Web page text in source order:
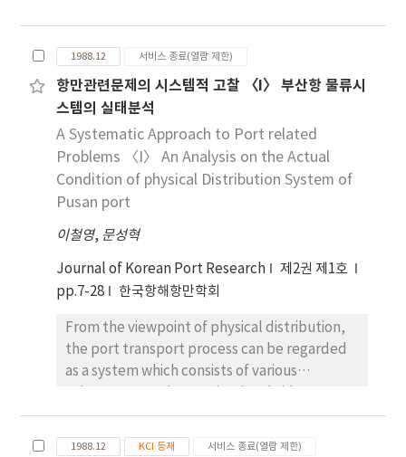
ramming or agrounding with the VTS
assistances. (4) 49.2% of the respondents
preferred the passive information services ,
control advices in the case of encountering
any potential risks. VTS iperators have to
consider seriously when they provide the
positive control advices of ship's course and
speed. (5) A majority of the respondents
suitable for the VTS coverge . To extend the
service areas of the VTS and to improve radar
transponders are seen as the ideal method.
(6) A minority of the respondents pointed out
'the improper orders or recommendatinos
English)' secondly, as the deficiency of
cities in a context of inner-urban renewal; and
a specific objective is to examine the views of
processes involved by a questionnaire
method. The focus is on comparative
strategies, and in particular upon the factors
affecting the balance between social goals
and commercial interests. To test the
response of four categories of decision-
makers in Korean port cities on a number of
issues perceived as underpinning the
processes involved in waterfront
redevelopment, four catergories of
representatives(PO), urban planners(UP),
port specialists(PS) and city-government
official(GO)-were asked to fill in a
the overall result broadly confirmed the a
priori expectation; in six cases the
service now required by the customer is
costly and not easily provided by small
shipping companies and small ports. It has
been suggested that in the future container
shipping may be concentrated by space-
sharing arrangements or actual mergers into
the hands of a few mega-operators with the
investment potential to provide total
logistics networks. In order to compete
and port concentration inevitable. A fa-
voured few ports will become the load
centres and other ports will assume a
questions are raised and attempts are made
to answer them : (a) what is the new role of
ports today ; (b) why should ports be
ports play this new role. In short, a modern
port should be a service centre and a logistic
1988.12 서비스 종료(열람 제한)
항만관련문제의 시스템적 고찰 〈I〉 부산항 물류시
스템의 실태분석
A Systematic Approach to Port related
Problems 〈I〉 An Analysis on the Actual
Condition of physical Distribution System of
Pusan port
이철영, 문성혁
Journal of Korean Port Research
제2권 제1호
pp.7-28
한국항해항만학회
From the viewpoint of physical distribution,
the port transport process can be regarded
as a system which consists of various
handling, transfer, storage, information If
management, and co-ordination with inland
1988.12 KCI 등재 서비스 종료(열람 제한)